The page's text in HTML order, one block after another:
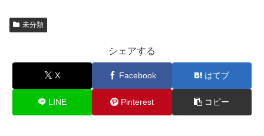
未分類
シェアする
X Facebook はてブ
LINE Pinterest コピー